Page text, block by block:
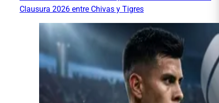
Clausura 2026 entre Chivas y Tigres